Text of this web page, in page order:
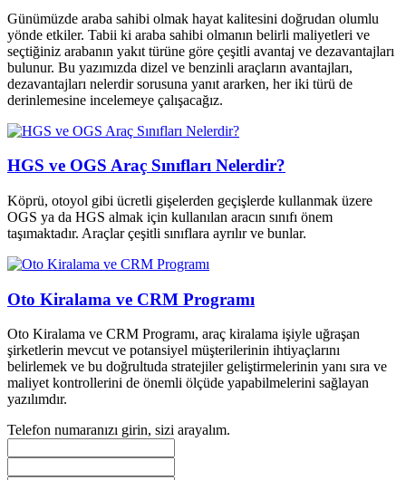
Günümüzde araba sahibi olmak hayat kalitesini doğrudan olumlu
yönde etkiler. Tabii ki araba sahibi olmanın belirli maliyetleri ve
seçtiğiniz arabanın yakıt türüne göre çeşitli avantaj ve dezavantajları
bulunur. Bu yazımızda dizel ve benzinli araçların avantajları,
dezavantajları nelerdir sorusuna yanıt ararken, her iki türü de
derinlemesine incelemeye çalışacağız.
HGS ve OGS Araç Sınıfları Nelerdir?
Köprü, otoyol gibi ücretli gişelerden geçişlerde kullanmak üzere
OGS ya da HGS almak için kullanılan aracın sınıfı önem
taşımaktadır. Araçlar çeşitli sınıflara ayrılır ve bunlar.
Oto Kiralama ve CRM Programı
Oto Kiralama ve CRM Programı, araç kiralama işiyle uğraşan
şirketlerin mevcut ve potansiyel müşterilerinin ihtiyaçlarını
belirlemek ve bu doğrultuda stratejiler geliştirmelerinin yanı sıra ve
maliyet kontrollerini de önemli ölçüde yapabilmelerini sağlayan
yazılımdır.
Telefon numaranızı girin, sizi arayalım.